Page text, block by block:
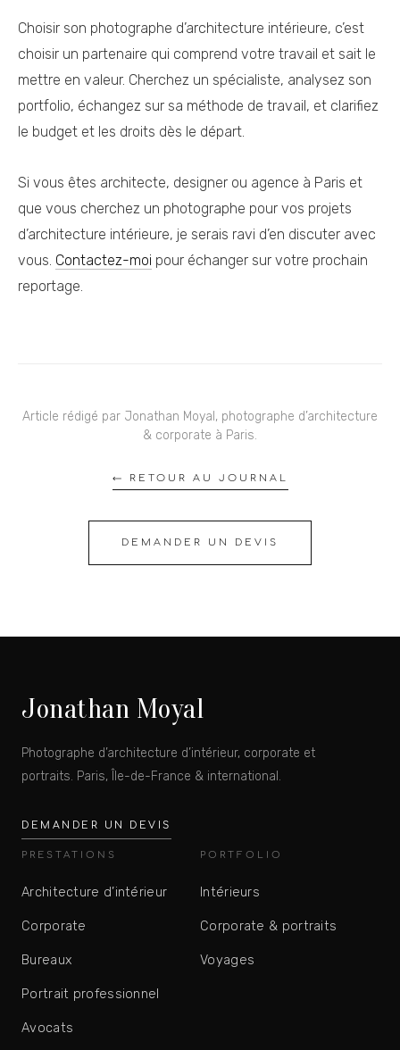
Choisir son photographe d’architecture intérieure, c’est
choisir un partenaire qui comprend votre travail et sait le
mettre en valeur. Cherchez un spécialiste, analysez son
portfolio, échangez sur sa méthode de travail, et clarifiez
le budget et les droits dès le départ.
Si vous êtes architecte, designer ou agence à Paris et
que vous cherchez un photographe pour vos projets
d’architecture intérieure, je serais ravi d’en discuter avec
vous. Contactez-moi pour échanger sur votre prochain
reportage.
Article rédigé par Jonathan Moyal, photographe d’architecture
& corporate à Paris.
← RETOUR AU JOURNAL
DEMANDER UN DEVIS
Jonathan Moyal
Photographe d’architecture d’intérieur, corporate et
portraits. Paris, Île-de-France & international.
DEMANDER UN DEVIS
PRESTATIONS
Architecture d’intérieur
Corporate
Bureaux
Portrait professionnel
Avocats
PORTFOLIO
Intérieurs
Corporate & portraits
Voyages